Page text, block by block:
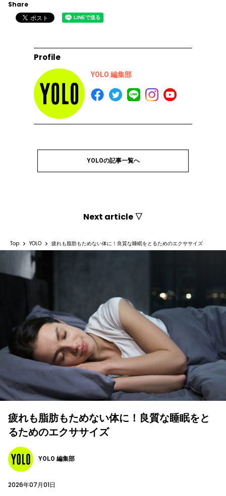
Share
Profile
YOLO 編集部
YOLOの記事一覧へ
Next article ▽
Top YOLO 疲れも脂肪もためない体に！良質な睡眠をとるためのエクササイズ
疲れも脂肪もためない体に！良質な睡眠をと
るためのエクササイズ
YOLO 編集部
2026年07月01日